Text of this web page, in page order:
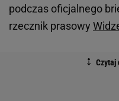
podczas oficjalnego
rzecznik prasowy